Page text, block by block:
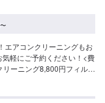
〜
エアコンクリーニングもお
軽にご予約ください！<費
ーニング8,800円フィルタ